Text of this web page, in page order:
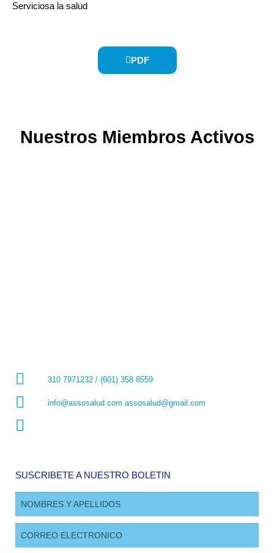
Serviciosa la salud
PDF
Nuestros Miembros Activos
310 7971232 / (601) 358 8559
info@assosalud.com assosalud@gmail.com
SUSCRIBETE A NUESTRO BOLETIN